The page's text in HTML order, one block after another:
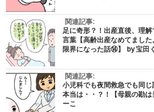
関連記事:
足に奇形？！出産直後、理
言葉【高齢出産なめてまし
限界になった話⑭】 by 宝田
関連記事:
小児科でも夜間救急でも同
本当は・・？！【母親の勘
ーこ